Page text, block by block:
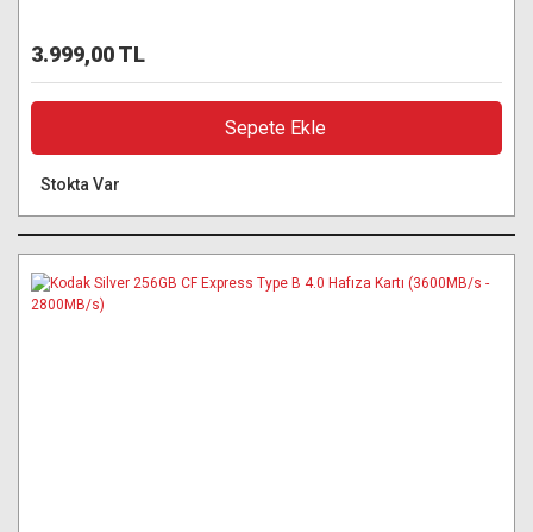
3.999,00 TL
Sepete Ekle
Stokta Var